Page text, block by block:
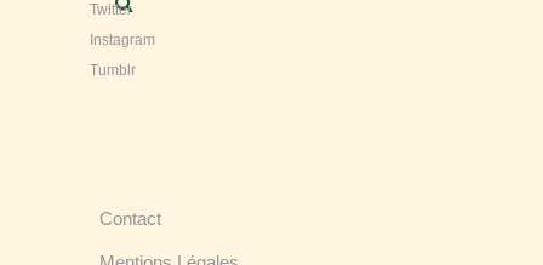
Twitter
Instagram
Tumblr
Contact